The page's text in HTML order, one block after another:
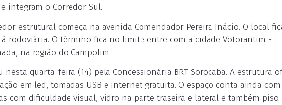
integram o Corredor Sul.
estrutural começa na avenida Comendador Pereira Inácio. O local
rodoviária. O término fica no limite entre com a cidade Votorantim -
na região do Campolim.
quarta-feira (14) pela Concessionária BRT Sorocaba. A estrutura
em led, tomadas USB e internet gratuita. O espaço conta ainda
com dificuldade visual, vidro na parte traseira e lateral e também piso